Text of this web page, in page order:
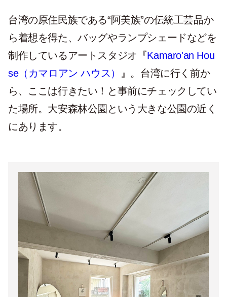
台湾の原住民族である“阿美族”の伝統工芸品か
ら着想を得た、バッグやランプシェードなどを
制作しているアートスタジオ『Kamaro'an Hou
se（カマロアン ハウス）
』。台湾に行く前か
ら、ここは行きたい！と事前にチェックしてい
た場所。大安森林公園という大きな公園の近く
にあります。